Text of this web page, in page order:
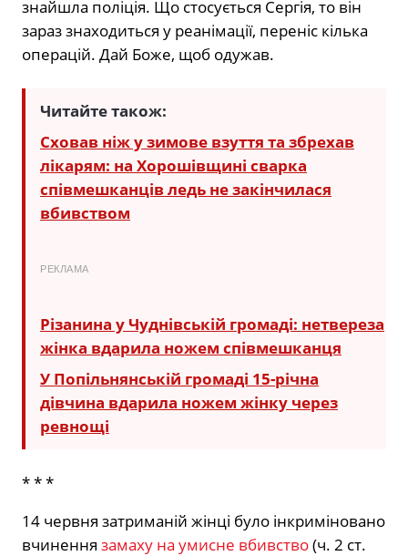
знайшла поліція. Що стосується Сергія, то він
зараз знаходиться у реанімації, переніс кілька
операцій. Дай Боже, щоб одужав.
Читайте також:
Сховав ніж у зимове взуття та збрехав
лікарям: на Хорошівщині сварка
співмешканців ледь не закінчилася
вбивством
РЕКЛАМА
Різанина у Чуднівській громаді: нетвереза
жінка вдарила ножем співмешканця
У Попільнянській громаді 15-річна
дівчина вдарила ножем жінку через
ревнощі
* * *
14 червня затриманій жінці було інкриміновано
вчинення замаху на умисне вбивство(ч. 2 ст.